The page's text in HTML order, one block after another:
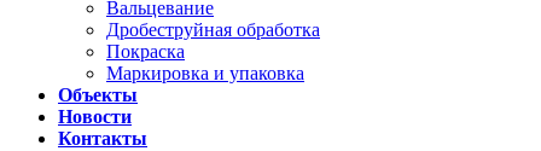
Вальцевание
Дробеструйная обработка
Покраска
Маркировка и упаковка
Объекты
Новости
Контакты